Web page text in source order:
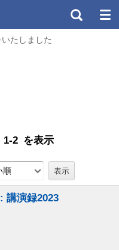
たしました
1-2 を表示
順
講演録2023